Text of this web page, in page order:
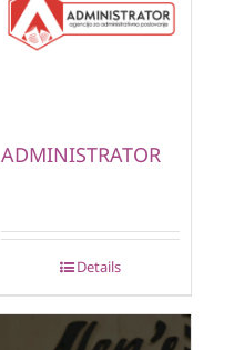
ADMINISTRATOR
Details